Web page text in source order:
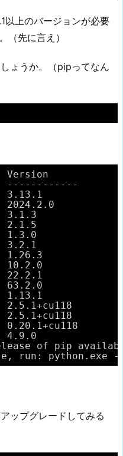
以上のバージョンが必要
（先に言え）
ょうか。（pipってなん
Version
------------
3.13.1
2024.2.0
3.1.3
2.1.5
1.3.0
3.2.1
1.26.3
10.2.0
22.2.1
63.2.0
1.13.1
2.5.1+cu118
2.5.1+cu118
4.9.0
of pip
run: python.exe
ップグレードしてみる